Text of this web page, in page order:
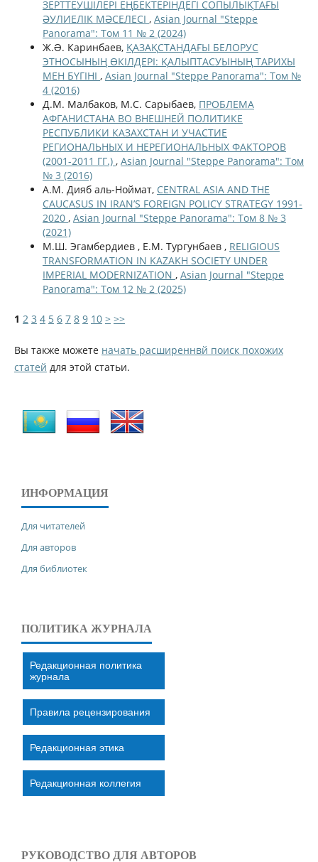
ЗЕРТТЕУШІЛЕРІ ЕҢБЕКТЕРІНДЕГІ СОПЫЛЫҚТАҒЫ
ӘУЛИЕЛІК МӘСЕЛЕСІ , Asian Journal "Steppe
Panorama": Том 11 № 2 (2024)
Ж.Ə. Каринбаев, ҚАЗАҚСТАНДАҒЫ БЕЛОРУС
ЭТНОСЫНЫҢ ӨКІЛДЕРІ: ҚАЛЫПТАСУЫНЫҢ ТАРИХЫ
МЕН БҮГІНІ , Asian Journal "Steppe Panorama": Том №
4 (2016)
Д.М. Малбаков, М.С. Сарыбаев, ПРОБЛЕМА
АФГАНИСТАНА ВО ВНЕШНЕЙ ПОЛИТИКЕ
РЕСПУБЛИКИ КАЗАХСТАН И УЧАСТИЕ
РЕГИОНАЛЬНЫХ И НЕРЕГИОНАЛЬНЫХ ФАКТОРОВ
(2001-2011 ГГ.) , Asian Journal "Steppe Panorama": Том
№ 3 (2016)
А.М. Дияб аль-Ноймат, CENTRAL ASIA AND THE
CAUCASUS IN IRAN’S FOREIGN POLICY STRATEGY 1991-
2020 , Asian Journal "Steppe Panorama": Том 8 № 3
(2021)
М.Ш. Эгамбердиев , Е.М. Тургунбаев , RELIGIOUS
TRANSFORMATION IN KAZAKH SOCIETY UNDER
IMPERIAL MODERNIZATION , Asian Journal "Steppe
Panorama": Том 12 № 2 (2025)
1 2 3 4 5 6 7 8 9 10 > >>
Вы также можете начать расширеннвй поиск похожих
статей для этой статьи.
ИНФОРМАЦИЯ
Для читателей
Для авторов
Для библиотек
ПОЛИТИКА ЖУРНАЛА
Редакционная политика
журнала
Правила рецензирования
Редакционная этика
Редакционная коллегия
РУКОВОДСТВО ДЛЯ АВТОРОВ